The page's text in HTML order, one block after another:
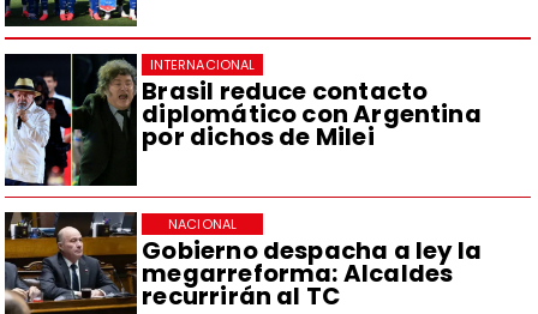
Brasil reduce contacto
diplomático con Argentina
por dichos de Milei
INTERNACIONAL
Gobierno despacha a ley la
megarreforma: Alcaldes
recurrirán al TC
NACIONAL